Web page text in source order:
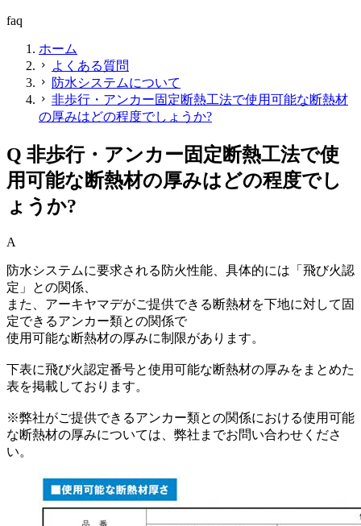
faq
ホーム
chevron_right よくある質問
chevron_right 防水システムについて
chevron_right 非歩行・アンカー固定断熱工法で使用可能な断熱材
の厚みはどの程度でしょうか?
Q 非歩行・アンカー固定断熱工法で使
用可能な断熱材の厚みはどの程度でし
ょうか?
A
防水システムに要求される防火性能、具体的には「飛び火認
定」との関係、
また、アーキヤマデがご提供できる断熱材を下地に対して固
定できるアンカー類との関係で
使用可能な断熱材の厚みに制限があります。
下表に飛び火認定番号と使用可能な断熱材の厚みをまとめた
表を掲載しております。
※弊社がご提供できるアンカー類との関係における使用可能
な断熱材の厚みについては、弊社までお問い合わせくださ
い。